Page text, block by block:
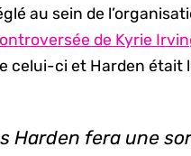
au sein de
de Kyrie
celui-ci et Harden était
Harden fera une